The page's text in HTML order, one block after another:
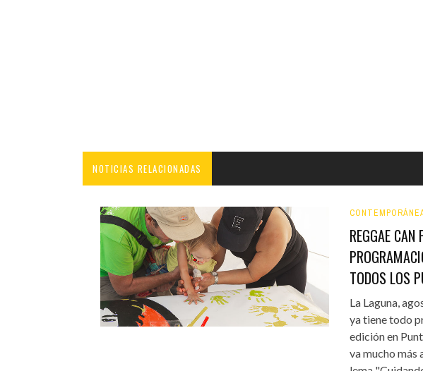
NOTICIAS RELACIONADAS
REGGAE
TODOS LOS
La Laguna,
ya tiene todo
edición en
va mucho más